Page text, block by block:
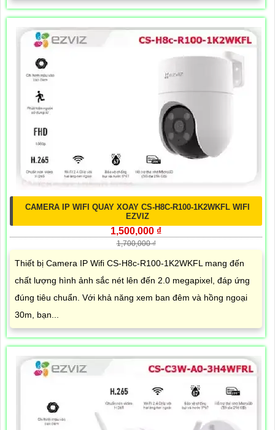
CAMERA IP WIFI QUAY XOAY CS-H8C-R100-1K2WKFL WIFI
EZVIZ
1,500,000 ₫
1,700,000 ₫
Thiết bị Camera IP Wifi CS-H8c-R100-1K2WKFL mang đến
chất lượng hình ảnh sắc nét lên đến 2.0 megapixel, đáp ứng
đúng tiêu chuẩn. Với khả năng xem ban đêm và hồng ngoại
30m, bạn...